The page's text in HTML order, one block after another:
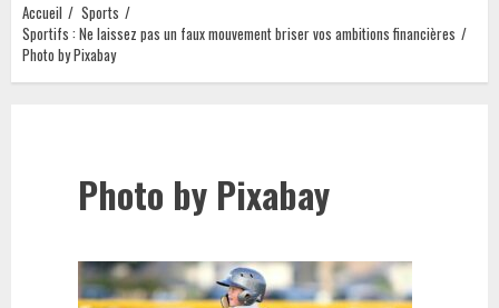
Accueil
Sports
Sportifs : Ne laissez pas un faux mouvement briser vos ambitions financières
Photo by Pixabay
Photo by Pixabay